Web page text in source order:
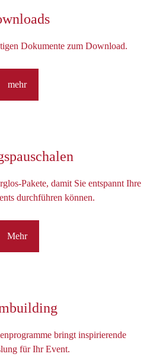
Dokumente zum Download.
mehr
Pakete, damit Sie entspannt Ihre
durchführen können.
Mehr
bringt inspirierende
für Ihr Event.